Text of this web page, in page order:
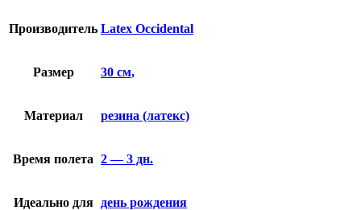
Производитель Latex Occidental
Размер 30 см,
Материал резина (латекс)
Время полета 2 — 3 дн.
Идеально для день рождения